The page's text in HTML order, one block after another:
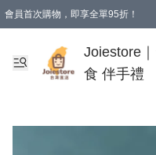
會員首次購物，即享全單95折！
購物滿 HKD 350.00即享免運費優
Joiestore
食 伴手禮